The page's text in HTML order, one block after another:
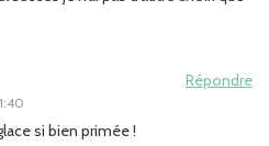
Répondre
si bien primée !